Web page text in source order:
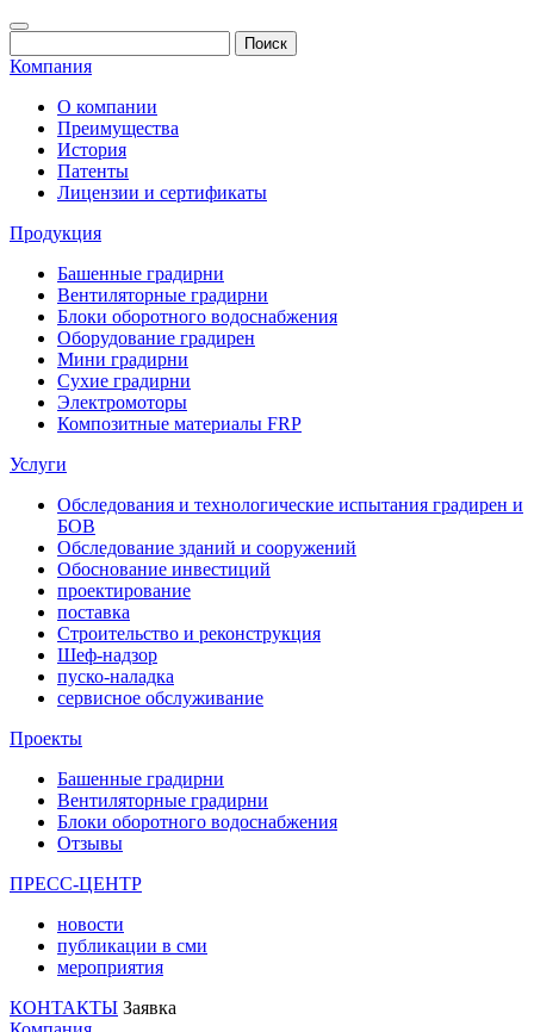
Компания
О компании
Преимущества
История
Патенты
Лицензии и сертификаты
Продукция
Башенные градирни
Вентиляторные градирни
Блоки оборотного водоснабжения
Оборудование градирен
Мини градирни
Сухие градирни
Электромоторы
Композитные материалы FRP
Услуги
Обследования и технологические испытания градирен и
БОВ
Обследование зданий и сооружений
Обоснование инвестиций
проектирование
поставка
Строительство и реконструкция
Шеф-надзор
пуско-наладка
сервисное обслуживание
Проекты
Башенные градирни
Вентиляторные градирни
Блоки оборотного водоснабжения
Отзывы
ПРЕСС-ЦЕНТР
новости
публикации в сми
мероприятия
КОНТАКТЫ Заявка